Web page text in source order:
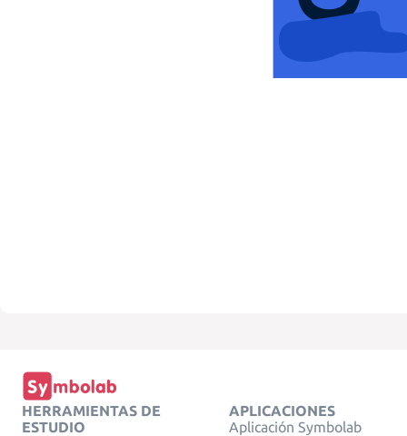
HERRAMIENTAS DE
ESTUDIO
APLICACIONES
Aplicación Symbolab